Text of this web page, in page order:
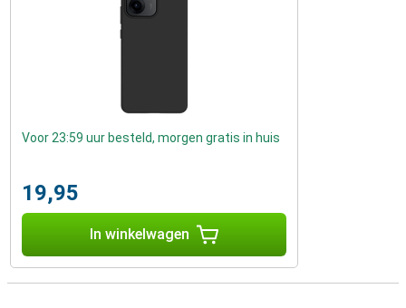
Voor 23:59 uur besteld, morgen gratis in huis
19,95
In winkelwagen